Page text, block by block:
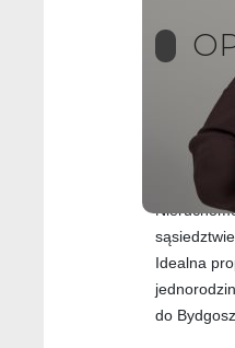
OPIS
Na
w
Idealna
do